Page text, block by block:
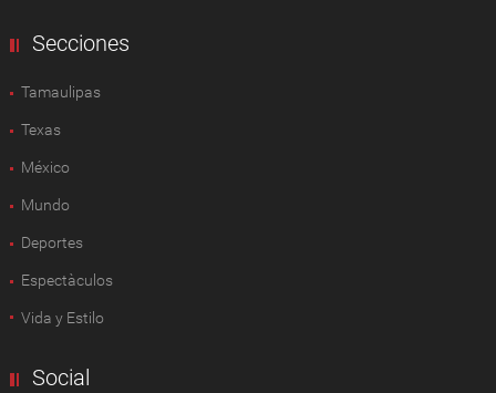
Secciones
Tamaulipas
Texas
México
Mundo
Deportes
Espectàculos
Vida y Estilo
Social